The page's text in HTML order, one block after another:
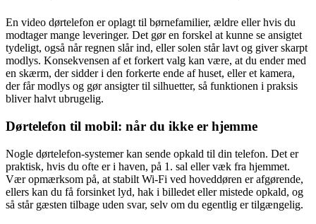
En video dørtelefon er oplagt til børnefamilier, ældre eller hvis du
modtager mange leveringer. Det gør en forskel at kunne se ansigtet
tydeligt, også når regnen slår ind, eller solen står lavt og giver skarpt
modlys. Konsekvensen af et forkert valg kan være, at du ender med
en skærm, der sidder i den forkerte ende af huset, eller et kamera,
der får modlys og gør ansigter til silhuetter, så funktionen i praksis
bliver halvt ubrugelig.
Dørtelefon til mobil: når du ikke er hjemme
Nogle dørtelefon-systemer kan sende opkald til din telefon. Det er
praktisk, hvis du ofte er i haven, på 1. sal eller væk fra hjemmet.
Vær opmærksom på, at stabilt Wi-Fi ved hoveddøren er afgørende,
ellers kan du få forsinket lyd, hak i billedet eller mistede opkald, og
så står gæsten tilbage uden svar, selv om du egentlig er tilgængelig.